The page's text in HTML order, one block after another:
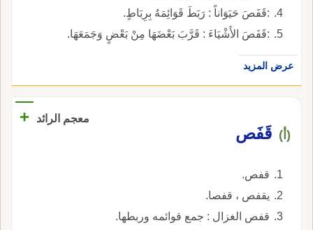
:قَفَصَ حَيَوَاناً : رَبَطَ قَوَائِمَهُ بِرِبَاطٍ.
:قَفَصَ الأَشْيَاءَ : قَرَّبَ بَعْضَهَا مِنْ بَعْضٍ وَجَمَعَهَا.
عرض المزيد
معجم الرائد +
(أ) قَفَص
قفص.
يقفص ، قفصا.
قفص الغزال : جمع قوائمه وربطها.